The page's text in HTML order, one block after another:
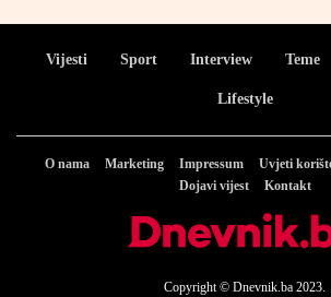
Vijesti Sport Interview Teme
Lifestyle
O nama Marketing Impressum Uvjeti
Dojavi vijest
Kontakt
Copyright © Dnevnik.ba 2023.